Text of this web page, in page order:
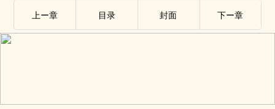
上ー章 目录 封面 下ー章